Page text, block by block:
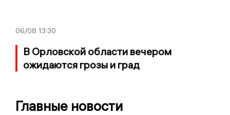
06/08 13:30
В Орловской области вечером
ожидаются грозы и град
Главные новости